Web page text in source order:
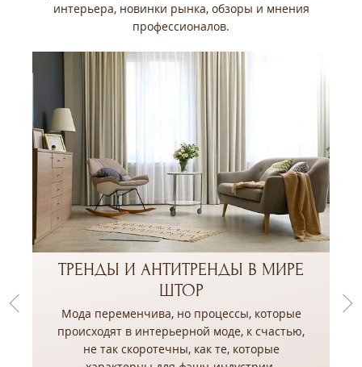
интерьера, новинки рынка, обзоры и мнения
профессионалов.
ТРЕНДЫ И АНТИТРЕНДЫ В МИРЕ
ШТОР
Мода переменчива, но процессы, которые
происходят в интерьерной моде, к счастью,
не так скоротечны, как те, которые